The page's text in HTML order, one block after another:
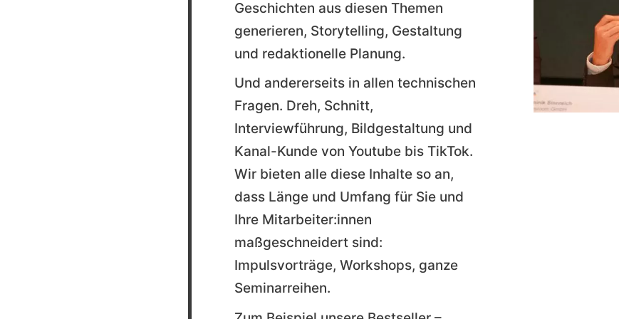
Geschichten aus diesen Themen
generieren, Storytelling, Gestaltung
und redaktionelle Planung.
Und andererseits in allen technischen
Fragen. Dreh, Schnitt,
Interviewführung, Bildgestaltung und
Kanal-Kunde von Youtube bis TikTok.
Wir bieten alle diese Inhalte so an,
dass Länge und Umfang für Sie und
Ihre Mitarbeiter:innen
maßgeschneidert sind:
Impulsvorträge, Workshops, ganze
Seminarreihen.